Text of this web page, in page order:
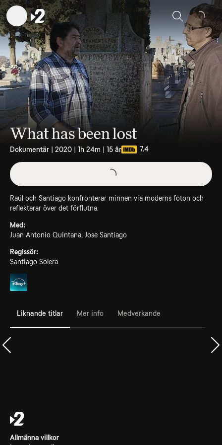
Sök
What has been lost
Dokumentär | 2020 | 1h 24m | 15 år 7.4
Raúl och Santiago konfronterar minnen via moderns foton och
reflekterar över det förflutna.
Med:
Juan Antonio Quintana, Jose Santiago
Regissör:
Santiago Solera
Liknande titlar Mer info Medverkande
Allmänna villkor